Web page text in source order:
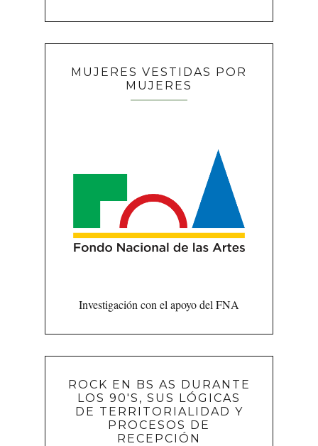
MUJERES VESTIDAS POR
MUJERES
Investigación con el apoyo del FNA
ROCK EN BS AS DURANTE
LOS 90'S, SUS LÓGICAS
DE TERRITORIALIDAD Y
PROCESOS DE
RECEPCIÓN